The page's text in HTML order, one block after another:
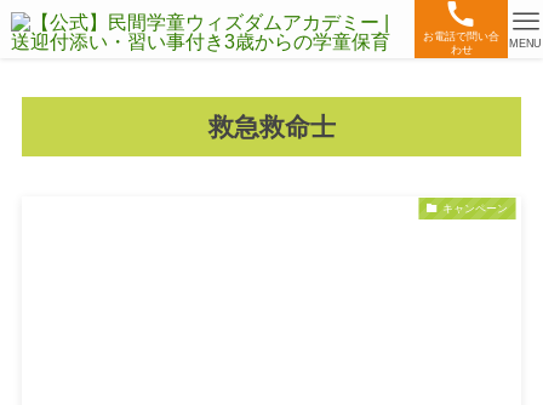
お電話で問い合
わせ
MENU
救急救命士
キャンペーン